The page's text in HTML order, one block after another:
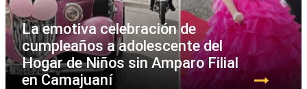
La emotiva celebración de
cumpleaños a adolescente del
Hogar de Niños sin Amparo Filial
en Camajuaní